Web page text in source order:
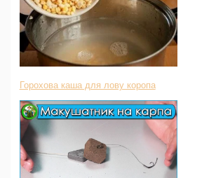
Горохова каша для лову коропа